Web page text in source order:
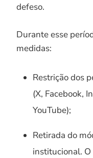
defeso.
Durante esse
medidas:
Restrição dos
(X, Facebook,
YouTube);
Retirada do
institucional.